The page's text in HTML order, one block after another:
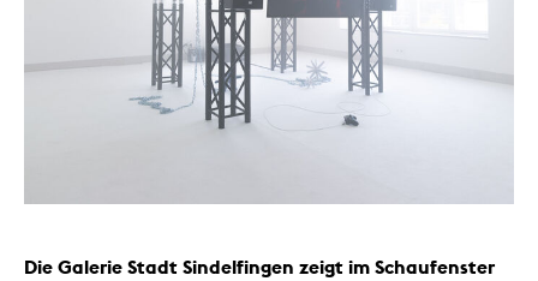
Die Galerie Stadt Sindelfingen zeigt im Schaufenster